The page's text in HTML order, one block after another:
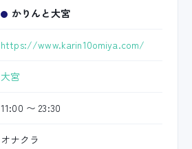
かりんと大宮
https://www.karin10omiya.com/
大宮
11:00 〜 23:30
オナクラ